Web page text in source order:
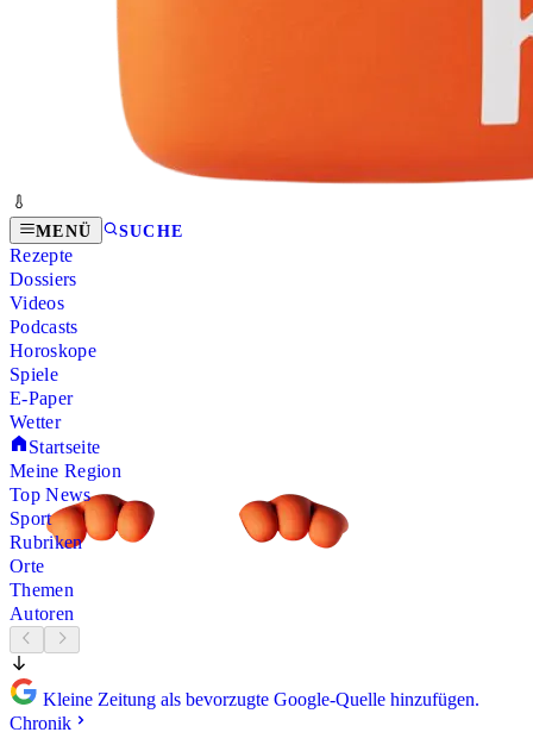
MENÜ SUCHE
Rezepte
Dossiers
Videos
Podcasts
Horoskope
Spiele
E-Paper
Wetter
Startseite
Meine Region
Top News
Sport
Rubriken
Orte
Themen
Autoren
Kleine Zeitung als bevorzugte Google-Quelle hinzufügen.
Chronik